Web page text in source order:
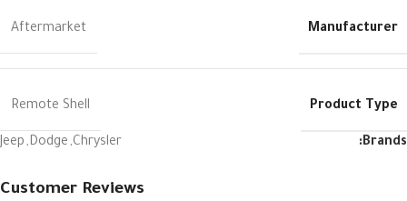
Manufacturer
Aftermarket
Product Type
Remote Shell
Brands:
Chrysler
,
Dodge
,
Jeep
Customer Reviews